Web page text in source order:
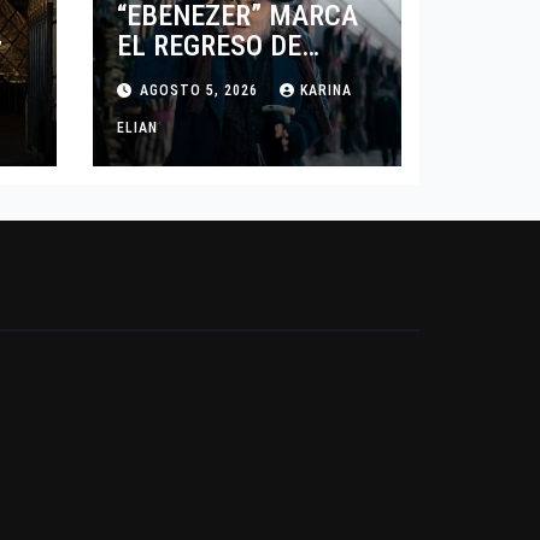
“EBENEZER” MARCA
EL REGRESO DE
JOHNNY DEPP A
HOLLYWOOD TRAS SU
PASO POR EL CINE
INDEPENDIENTE
AGOSTO 5, 2026 KARINA
ELIAN